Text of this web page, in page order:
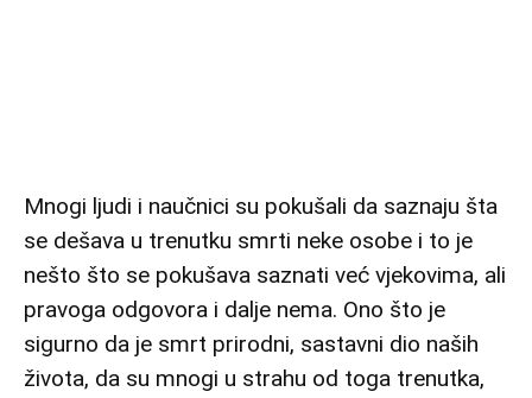
Mnogi ljudi i naučnici su pokušali da saznaju šta
se dešava u trenutku smrti neke osobe i to je
nešto što se pokušava saznati već vjekovima, ali
pravoga odgovora i dalje nema. Ono što je
sigurno da je smrt prirodni, sastavni dio naših
života, da su mnogi u strahu od toga trenutka,